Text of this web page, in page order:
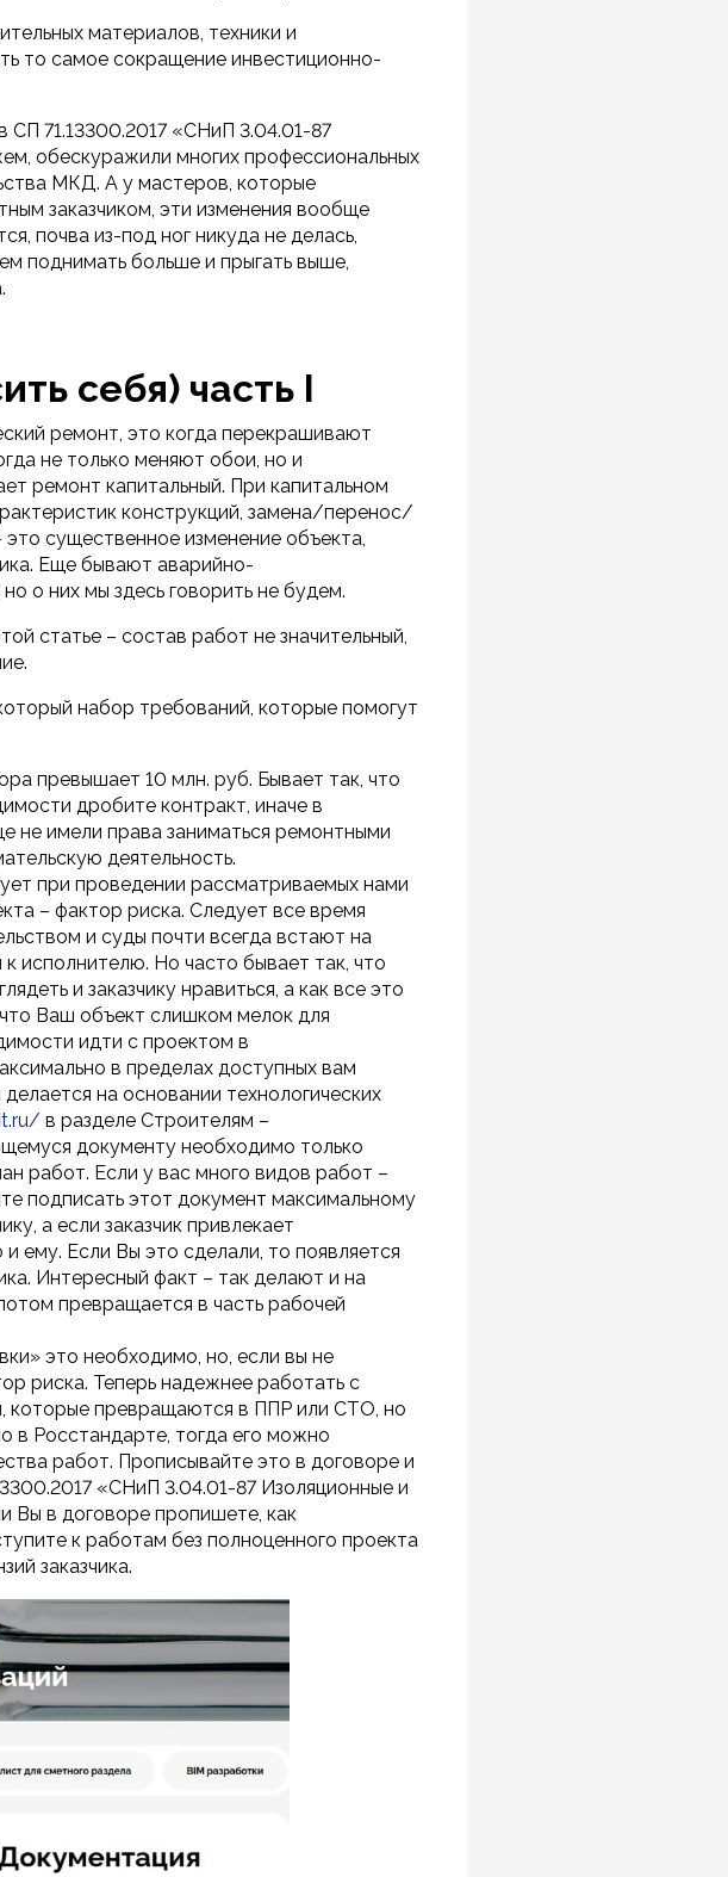
материалов, техники и
то самое сокращение инвестиционно-
СП 71.13300.2017 «СНиП 3.04.01-87
обескуражили многих профессиональных
МКД. А у мастеров, которые
заказчиком, эти изменения вообще
почва из-под ног никуда не делась,
поднимать больше и прыгать выше,
себя) часть I
ремонт, это когда перекрашивают
не только меняют обои, но и
ремонт капитальный. При капитальном
конструкций, замена/перенос/
существенное изменение объекта,
Еще бывают аварийно-
о них мы здесь говорить не будем.
статье – состав работ не значительный,
набор требований, которые помогут
превышает 10 млн. руб. Бывает так, что
дробите контракт, иначе в
не имели права заниматься ремонтными
деятельность.
при проведении рассматриваемых нами
– фактор риска. Следует все время
и суды почти всегда встают на
исполнителю. Но часто бывает так, что
и заказчику нравиться, а как все это
Ваш объект слишком мелок для
идти с проектом в
в пределах доступных вам
на основании технологических
в разделе Строителям –
документу необходимо только
работ. Если у вас много видов работ –
подписать этот документ максимальному
а если заказчик привлекает
ему. Если Вы это сделали, то появляется
Интересный факт – так делают и на
превращается в часть рабочей
это необходимо, но, если вы не
риска. Теперь надежнее работать с
которые превращаются в ППР или СТО, но
в Росстандарте, тогда его можно
работ. Прописывайте это в договоре и
«СНиП 3.04.01-87 Изоляционные и
Вы в договоре пропишете, как
к работам без полноценного проекта
заказчика.